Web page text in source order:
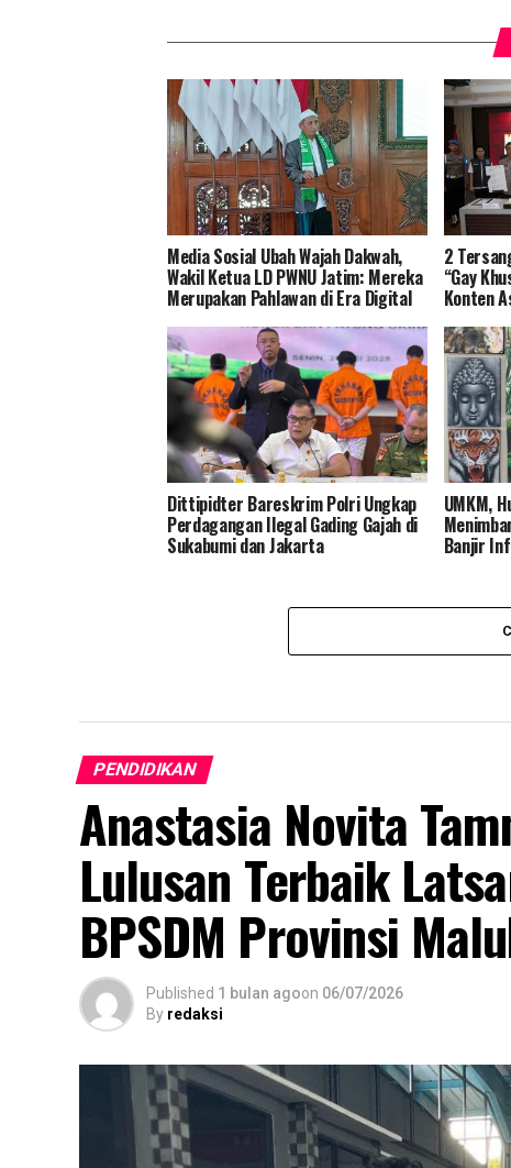
Media Sosial Ubah Wajah Dakwah,
Wakil Ketua LD PWNU Jatim: Mereka
Merupakan Pahlawan di Era Digital
2
“Gay
Konten
Dittipidter Bareskrim Polri Ungkap
Perdagangan Ilegal Gading Gajah di
Sukabumi dan Jakarta
UMKM,
Banjir
PENDIDIKAN
Anastasia Novita
Lulusan Terbaik
BPSDM Provinsi
Published 1 bulan agoon 06/07/2026
By redaksi